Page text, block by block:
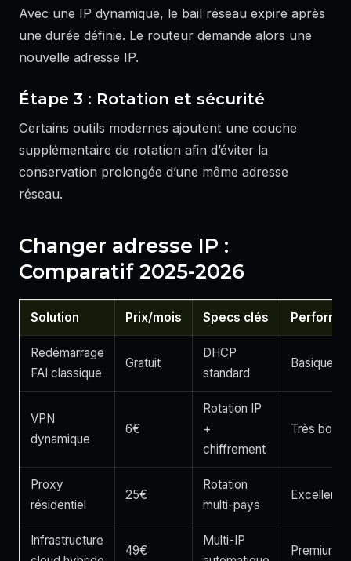
Avec une IP dynamique, le bail réseau expire après
une durée définie. Le routeur demande alors une
nouvelle adresse IP.
Étape 3 : Rotation et sécurité
Certains outils modernes ajoutent une couche
supplémentaire de rotation afin d’éviter la
conservation prolongée d’une même adresse
réseau.
Changer adresse IP :
Comparatif 2025-2026
Solution Prix/mois Specs clés
Redémarrage
FAI classique
Gratuit
DHCP
standard
Basique
VPN
dynamique
6€
Rotation IP
+
chiffrement
Très bonne
Proxy
résidentiel
25€
Rotation
multi-pays
Excellente
Infrastructure
49€
Multi-IP
Premium